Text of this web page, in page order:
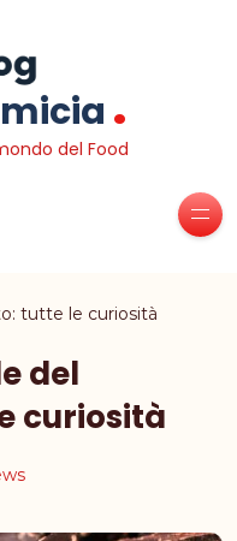
.
del Food
tutte le curiosità
del
curiosità